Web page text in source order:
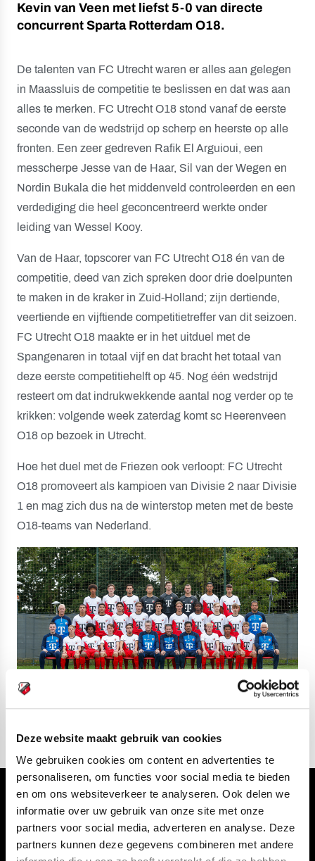
Deze website maakt gebruik van cookies
We gebruiken cookies om content en advertenties te
personaliseren, om functies voor social media te bieden
en om ons websiteverkeer te analyseren. Ook delen we
informatie over uw gebruik van onze site met onze
partners voor social media, adverteren en analyse. Deze
partners kunnen deze gegevens combineren met andere
Kevin van Veen met liefst 5-0 van directe
concurrent Sparta Rotterdam O18.
De talenten van FC Utrecht waren er alles aan gelegen
in Maassluis de competitie te beslissen en dat was aan
alles te merken. FC Utrecht O18 stond vanaf de eerste
seconde van de wedstrijd op scherp en heerste op alle
fronten. Een zeer gedreven Rafik El Arguioui, een
messcherpe Jesse van de Haar, Sil van der Wegen en
Nordin Bukala die het middenveld controleerden en een
verdediging die heel geconcentreerd werkte onder
leiding van Wessel Kooy.
Van de Haar, topscorer van FC Utrecht O18 én van de
competitie, deed van zich spreken door drie doelpunten
te maken in de kraker in Zuid-Holland; zijn dertiende,
veertiende en vijftiende competitietreffer van dit seizoen.
FC Utrecht O18 maakte er in het uitduel met de
Spangenaren in totaal vijf en dat bracht het totaal van
deze eerste competitiehelft op 45. Nog één wedstrijd
resteert om dat indrukwekkende aantal nog verder op te
krikken: volgende week zaterdag komt sc Heerenveen
O18 op bezoek in Utrecht.
Hoe het duel met de Friezen ook verloopt: FC Utrecht
O18 promoveert als kampioen van Divisie 2 naar Divisie
1 en mag zich dus na de winterstop meten met de beste
O18-teams van Nederland.
Volg ons ook via